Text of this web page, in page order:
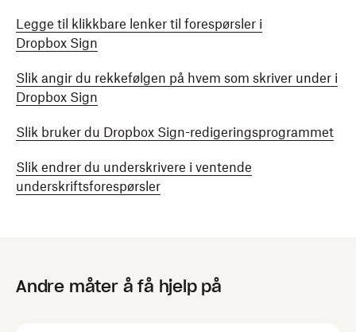
Legge til klikkbare lenker til forespørsler i
Dropbox Sign
Slik angir du rekkefølgen på hvem som skriver under i
Dropbox Sign
Slik bruker du Dropbox Sign-redigeringsprogrammet
Slik endrer du underskrivere i ventende
underskriftsforespørsler
Andre måter å få hjelp på